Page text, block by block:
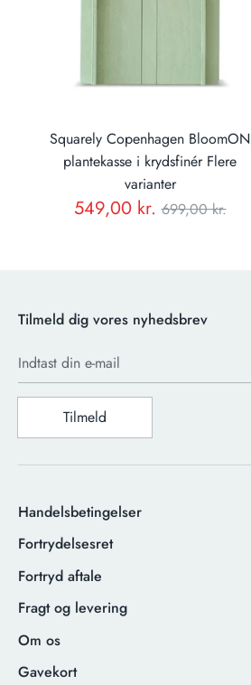
Squarely Copenhagen BloomON
plantekasse i krydsfinér Flere
varianter
549,00 kr. Normal
699,00 kr.
Tilmeld dig vores nyhedsbrev
Indtast din e-mail
Tilmeld
Handelsbetingelser
Fortrydelsesret
Fortryd aftale
Fragt og levering
Om os
Gavekort